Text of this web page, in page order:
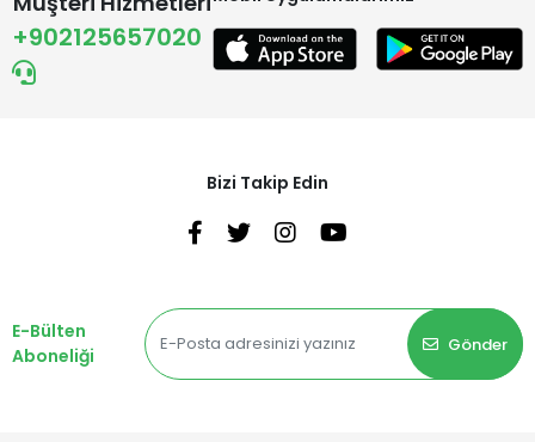
+902125657020
Bizi Takip Edin
E-Bülten
Aboneliği
Gönder